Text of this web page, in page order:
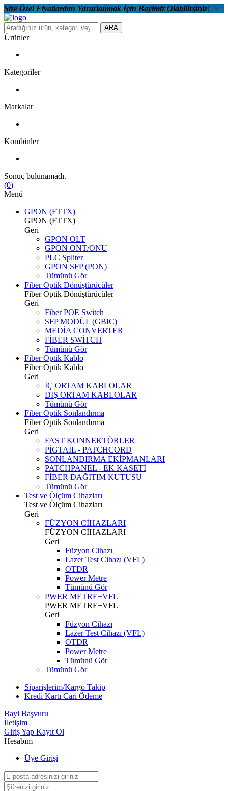
Size Özel Fiyatlardan Yararlanmak İçin Bayimiz Olabilirsiniz!
ARA
Ürünler
Kategoriler
Markalar
Kombinler
Sonuç bulunamadı.
(0)
Menü
GPON (FTTX)
GPON (FTTX)
Geri
GPON OLT
GPON ONT/ONU
PLC Spliter
GPON SFP (PON)
Tümünü Gör
Fiber Optik Dönüştürücüler
Fiber Optik Dönüştürücüler
Geri
Fiber POE Switch
SFP MODÜL (GBIC)
MEDİA CONVERTER
FİBER SWİTCH
Tümünü Gör
Fiber Optik Kablo
Fiber Optik Kablo
Geri
İÇ ORTAM KABLOLAR
DIŞ ORTAM KABLOLAR
Tümünü Gör
Fiber Optik Sonlandırma
Fiber Optik Sonlandırma
Geri
FAST KONNEKTÖRLER
PİGTAİL - PATCHCORD
SONLANDIRMA EKİPMANLARI
PATCHPANEL - EK KASETİ
FİBER DAĞITIM KUTUSU
Tümünü Gör
Test ve Ölçüm Cihazları
Test ve Ölçüm Cihazları
Geri
FÜZYON CİHAZLARI
FÜZYON CİHAZLARI
Geri
Füzyon Cihazı
Lazer Test Cihazı (VFL)
OTDR
Power Metre
Tümünü Gör
PWER METRE+VFL
PWER METRE+VFL
Geri
Füzyon Cihazı
Lazer Test Cihazı (VFL)
OTDR
Power Metre
Tümünü Gör
Tümünü Gör
Siparişlerim/Kargo Takip
Kredi Kartı Cari Ödeme
Bayi Başvuru
İletişim
Giriş Yap Kayıt Ol
Hesabım
Üye Girişi